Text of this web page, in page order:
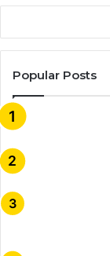
Popular Posts